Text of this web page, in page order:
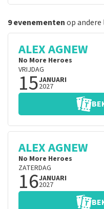
9 evenementenop
ALEX AGNEW
No More Heroes
VRIJDAG
15JANUARI
2027
ALEX AGNEW
No More Heroes
ZATERDAG
16JANUARI
2027